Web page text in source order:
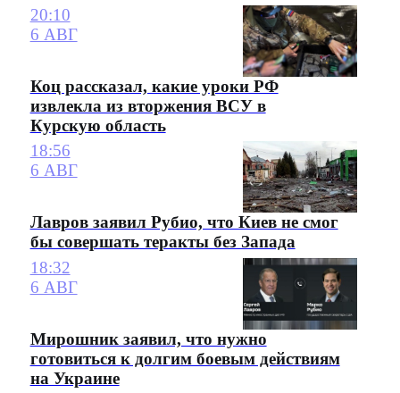
20:10
6 АВГ
Коц рассказал, какие уроки РФ
извлекла из вторжения ВСУ в
Курскую область
18:56
6 АВГ
Лавров заявил Рубио, что Киев не смог
бы совершать теракты без Запада
18:32
6 АВГ
Мирошник заявил, что нужно
готовиться к долгим боевым действиям
на Украине